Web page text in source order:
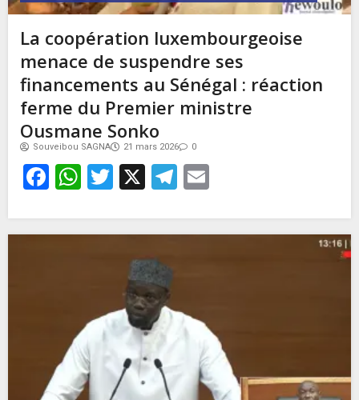
La coopération luxembourgeoise
menace de suspendre ses
financements au Sénégal : réaction
ferme du Premier ministre
Ousmane Sonko
Souveibou SAGNA 21 mars 2026 0
Facebook
WhatsApp
Twitter
X Telegram